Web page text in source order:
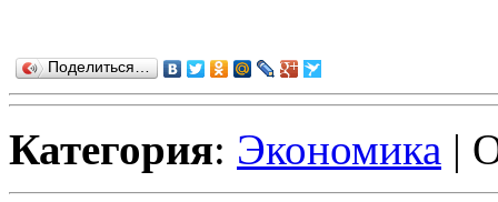
Поделиться…
Категория: Экономика |